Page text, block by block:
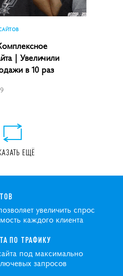
| Увеличили
в 10 раз
ЕЩЁ
увеличить спрос
каждого клиента
ПО ТРАФИКУ
под максимально
запросов